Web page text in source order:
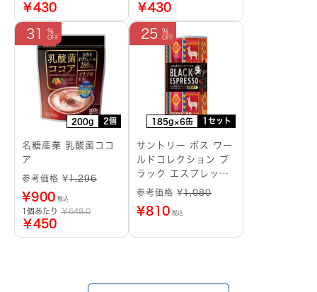
￥430 ￥430
200g 2個
31
名糖産業 乳酸菌ココ
ア
参考価格 ¥1,296
¥900 税込
1個あたり ￥648.0
￥450
185g×6缶 1セット
25
サントリー ボス ワー
ルドコレクション ブ
ラック エスプレッソ
ペルー
参考価格 ¥1,080
¥810 税込